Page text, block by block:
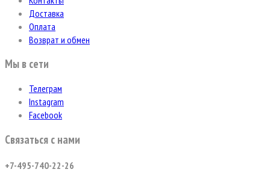
Доставка
Оплата
Возврат и обмен
Мы в сети
Телеграм
Instagram
Facebook
Связаться с нами
+7-495-740-22-26